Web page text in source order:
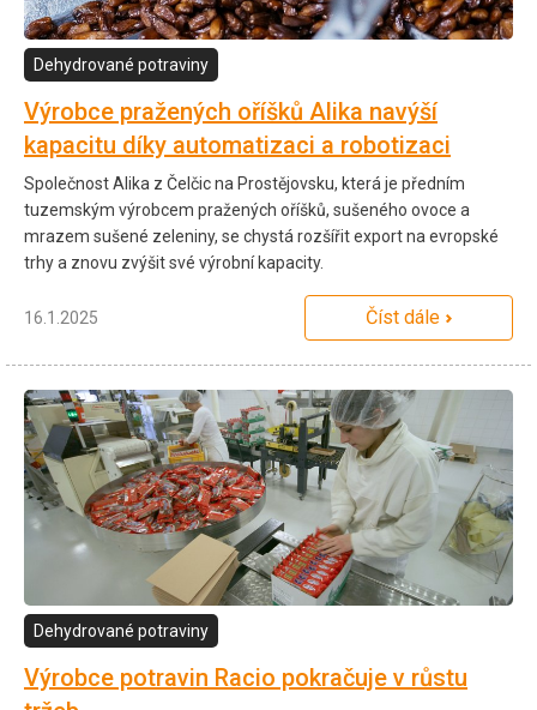
Dehydrované potraviny
Výrobce pražených oříšků Alika navýší
kapacitu díky automatizaci a robotizaci
Společnost Alika z Čelčic na Prostějovsku, která je předním
tuzemským výrobcem pražených oříšků, sušeného ovoce a
mrazem sušené zeleniny, se chystá rozšířit export na evropské
trhy a znovu zvýšit své výrobní kapacity.
16.1.2025 Číst dále
Dehydrované potraviny
Výrobce potravin Racio pokračuje v růstu